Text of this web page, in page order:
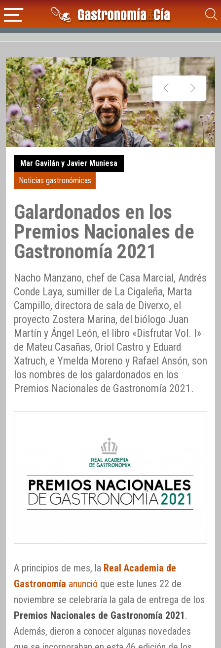
Mar Gavilán y Javier Muniesa
Noticias gastronómicas
Galardonados en los
Premios Nacionales de
Gastronomía 2021
Nacho Manzano, chef de Casa Marcial, Andrés
Conde Laya, sumiller de La Cigaleña, Marta
Campillo, directora de sala de Diverxo, el
proyecto Zostera Marina, del biólogo Juan
Martín y Ángel León, el libro «Disfrutar Vol. I»
de Mateu Casañas, Oriol Castro y Eduard
Xatruch, e Ymelda Moreno y Rafael Ansón, son
los nombres de los galardonados en los
Premios Nacionales de Gastronomía 2021.
A principios de mes, la Real Academia de
Gastronomía anunció que este lunes 22 de
noviembre se celebraría la gala de entrega de los
Premios Nacionales de Gastronomía 2021.
Además, dieron a conocer algunas novedades